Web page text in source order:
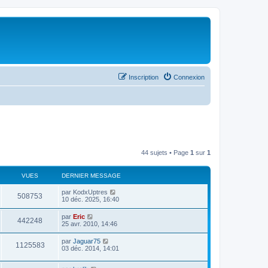
Connexion
Inscription
44 sujets • Page 1 sur 1
VUES DERNIER MESSAGE
508753 par KodxUptres
10 déc. 2025, 16:40
442248 par Eric
25 avr. 2010, 14:46
1125583 par Jaguar75
03 déc. 2014, 14:01